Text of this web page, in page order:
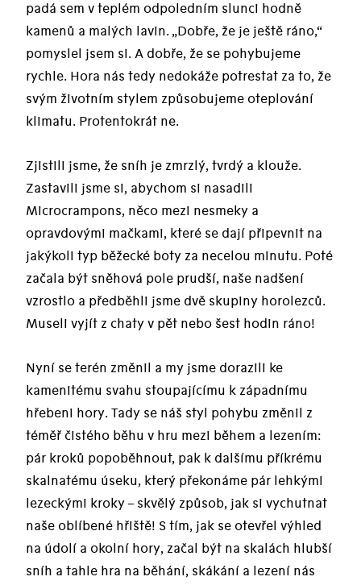
padá sem v teplém odpoledním slunci hodně
kamenů a malých lavin. „Dobře, že je ještě ráno,“
pomyslel jsem si. A dobře, že se pohybujeme
rychle. Hora nás tedy nedokáže potrestat za to, že
svým životním stylem způsobujeme oteplování
klimatu. Protentokrát ne.
Zjistili jsme, že sníh je zmrzlý, tvrdý a klouže.
Zastavili jsme si, abychom si nasadili
Microcrampons, něco mezi nesmeky a
opravdovými mačkami, které se dají připevnit na
jakýkoli typ běžecké boty za necelou minutu. Poté
začala být sněhová pole prudší, naše nadšení
vzrostlo a předběhli jsme dvě skupiny horolezců.
Museli vyjít z chaty v pět nebo šest hodin ráno!
Nyní se terén změnil a my jsme dorazili ke
kamenitému svahu stoupajícímu k západnímu
hřebeni hory. Tady se náš styl pohybu změnil z
téměř čistého běhu v hru mezi během a lezením:
pár kroků popoběhnout, pak k dalšímu příkrému
skalnatému úseku, který překonáme pár lehkými
lezeckými kroky – skvělý způsob, jak si vychutnat
naše oblíbené hřiště! S tím, jak se otevřel výhled
na údolí a okolní hory, začal být na skalách hlubší
sníh a tahle hra na běhání, skákání a lezení nás